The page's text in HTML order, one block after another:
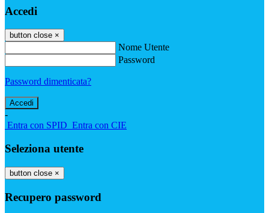
Accedi
button close ×
Nome Utente
Password
Password dimenticata?
-
Entra con SPID Entra con CIE
Seleziona utente
button close ×
Recupero password